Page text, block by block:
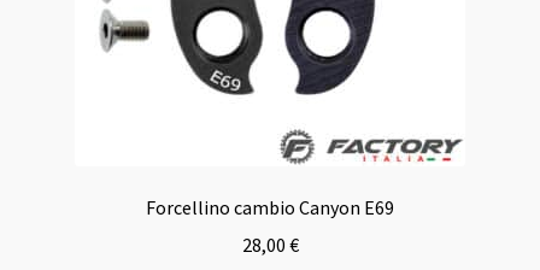
Forcellino cambio Canyon E69
28,00 €